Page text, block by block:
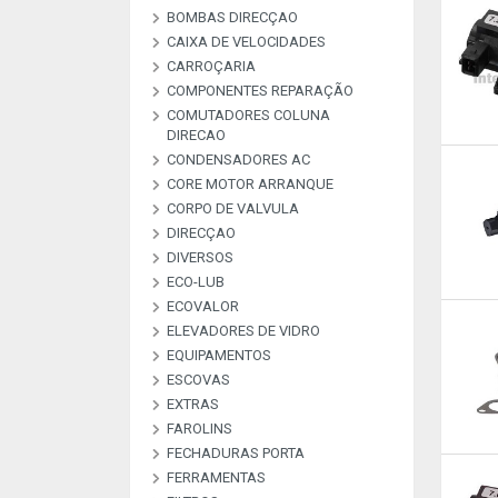
BOMBAS ALTA PRESSAO
COMMON RAI
BOMBAS COMBUSTIVEL
BOMBAS DE VACUO
BOMBAS ESGUICHO
BOMBAS DIRECÇAO
KIT REPARAÇAO BOMBAS
DIREÇAO
CAIXA DE VELOCIDADES
CARROÇARIA
COMPONENTES REPARAÇÃO
MATERIAL DE
ARCONDICIONADO
PEÇAS REPARAÇAO
ALTERNADOR E M
PEÇAS REPARAÇÃO
COMPRESSORES A
PEÇAS REPARAÇÃO
INJETORES
PLACAS RETIFICADORAS
COMUTADORES COLUNA
DIRECAO
COMUTADORES
CONDENSADORES AC
CORE MOTOR ARRANQUE
CORPO DE VALVULA
DIRECÇAO
DIVERSOS
DESCRIÇAO
DIVERSOS
LIVRE
LIVRE
LIVRE
LIVRE
LIVRE
LIVRE
LIVRE
LIVRE
LIVRE
LIVRE
LIVRE
ECO-LUB
ECOVALOR LUBRIFICANTES
ECOVALOR
ECOVALOR
ELEVADORES DE VIDRO
EQUIPAMENTOS
CARREGADORES E
TESTADORES
MANOMETROS
ESCOVAS
ESCOVAS CARVÃO ALTER E
M/A
ESCOVAS LIMPA VIDROS
EXTRAS
ALARMES & SEGURANÇA
ANTENAS
EXTRAS
FAROLINS
FECHADURAS PORTA
FERRAMENTAS